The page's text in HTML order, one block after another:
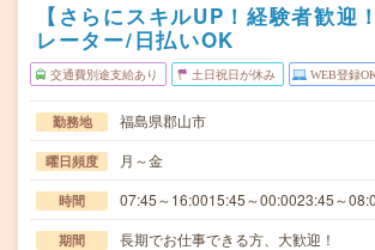
【さらにスキルUP！経験者歓迎
レーター/日払いOK
交通費別途支給あり 土日祝日が休み WEB登録
勤務地 福島県郡山市
曜日頻度 月～金
時間 07:45～16:0015:45～00:0023:45～
期間 長期でお仕事できる方、大歓迎！